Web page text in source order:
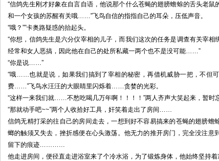
“信鸽先生刚才好象在自言自语，他说那个什么苍蝇的翅膀蟾蜍的舌头老
和一个女孩的苏醒有关哦……”飞鸟自信的指指自己的耳朵，压低声音。
“哦？””卡奥路疑惑的抬起头。
“你想，信鸽先生是六分仪宰相的儿子，而我们这次的任务是调查有关宰
经常和女人恶搞，因此他在自己的处所私藏一两个也不是没可能……”
“你是说……”
“哦……也就是说，如果我们搞到了宰相的秘密，再借机威胁一把，不但
费……”飞鸟水汪汪的大眼睛里闪烁着……贪婪的光彩。
“这样一来我们就……不愁吃喝几万年啊！！！！”两人齐声大笑起来，暂
“那就动手吧~~”两个人收拾好工具，奸笑着走出了房间……
信鸽无精打采的往自己的房间走去，一想到好不容易搞来的苍蝇的翅膀蟾
螂的触须又失去，挫折感便在心头激荡。他无力的推开房门，完全没注意
留下的痕迹…………
他走进房间，便径直走进浴室来了个冷水浴，为了锻炼身体，他始终坚持